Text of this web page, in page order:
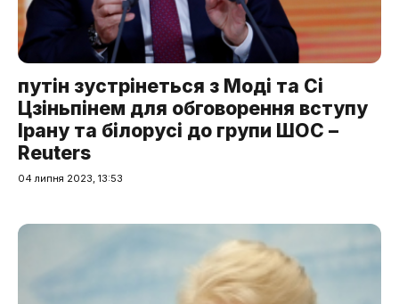
путін зустрінеться з Моді та Сі
Цзіньпінем для обговорення вступу
Ірану та білорусі до групи ШОС –
Reuters
04 липня 2023, 13:53